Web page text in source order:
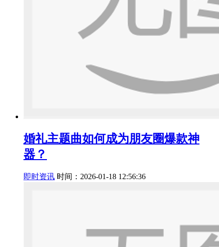
婚礼主题曲如何成为朋友圈爆款神
器？
即时资讯 时间：2026-01-18 12:56:36